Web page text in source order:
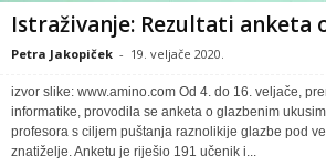
Istraživanje: Rezultati anketa
Petra Jakopiček - 19. veljače 2020.
izvor slike: www.amino.com Od 4. do 16. veljače,
informatike, provodila se anketa o glazbenim
profesora s ciljem puštanja raznolikije glazbe pod
znatiželje. Anketu je riješio 191 učenik i...